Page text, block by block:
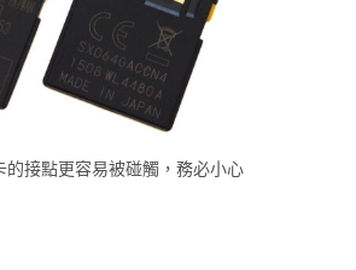
的接點更容易被碰觸，務必小心